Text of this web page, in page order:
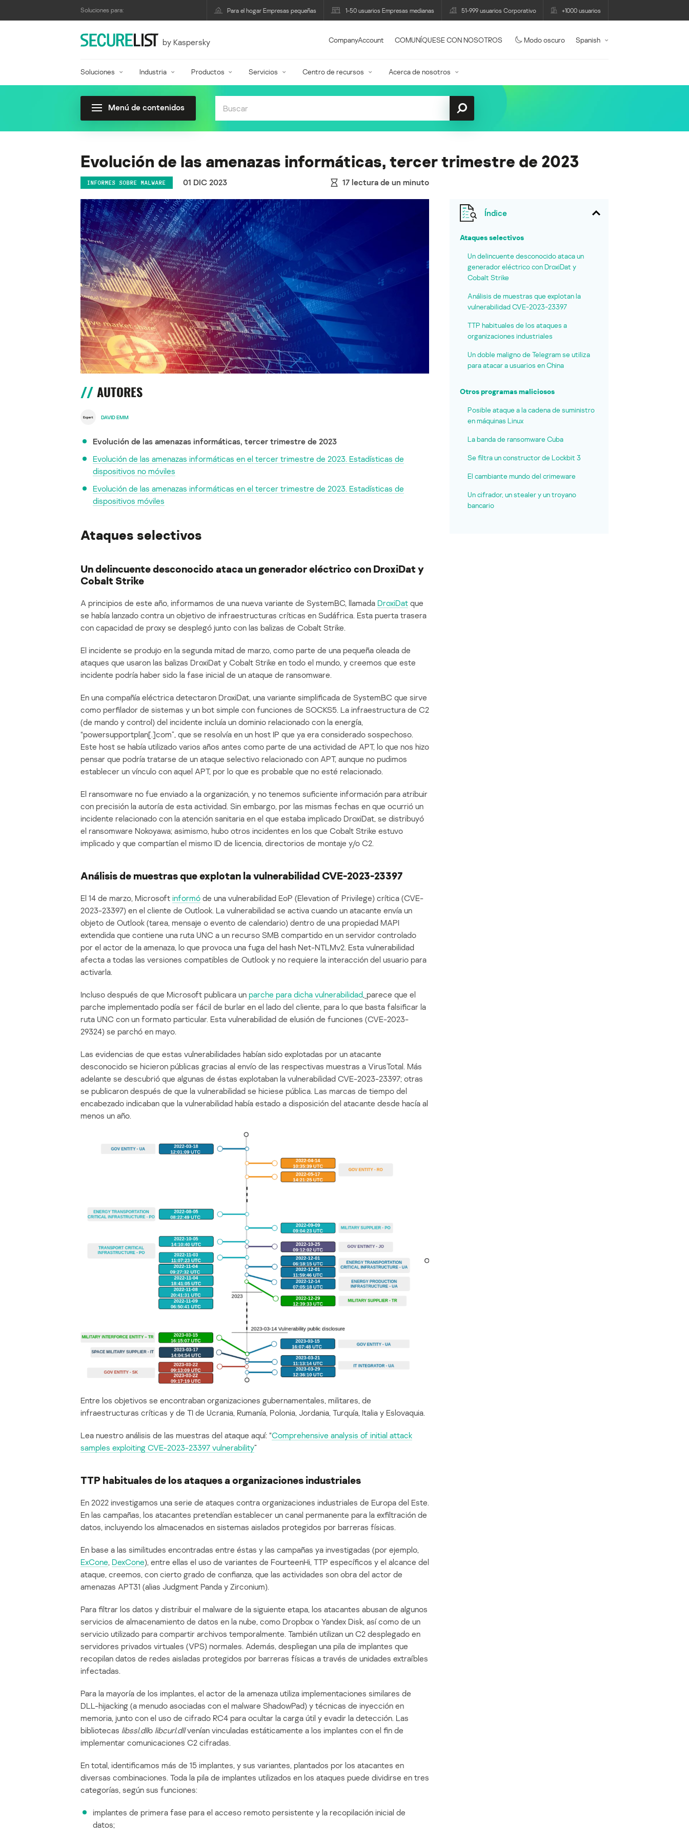
Soluciones para: Para el hogar Empresas pequeñas 1-50 usuarios Empresas medianas 51-999 usuarios Corporativo +1000 usuarios
by Kaspersky CompanyAccount COMUNÍQUESE CON NOSOTROS Modo oscuro Spanish
Soluciones Industria Productos Servicios Centro de recursos Acerca de nosotros
Menú de contenidos
Evolución de las amenazas informáticas, tercer trimestre de 2023
INFORMES SOBRE MALWARE 01 DIC 2023 17 lectura de un minuto
AUTORES
DAVID EMM
Evolución de las amenazas informáticas, tercer trimestre de 2023
Evolución de las amenazas informáticas en el tercer trimestre de 2023. Estadísticas de
dispositivos no móviles
Evolución de las amenazas informáticas en el tercer trimestre de 2023. Estadísticas de
dispositivos móviles
Ataques selectivos
Un delincuente desconocido ataca un generador eléctrico con DroxiDat y
Cobalt Strike
A principios de este año, informamos de una nueva variante de SystemBC, llamada DroxiDat que
se había lanzado contra un objetivo de infraestructuras críticas en Sudáfrica. Esta puerta trasera
con capacidad de proxy se desplegó junto con las balizas de Cobalt Strike.
El incidente se produjo en la segunda mitad de marzo, como parte de una pequeña oleada de
ataques que usaron las balizas DroxiDat y Cobalt Strike en todo el mundo, y creemos que este
incidente podría haber sido la fase inicial de un ataque de ransomware.
En una compañía eléctrica detectaron DroxiDat, una variante simplificada de SystemBC que sirve
como perfilador de sistemas y un bot simple con funciones de SOCKS5. La infraestructura de C2
(de mando y control) del incidente incluía un dominio relacionado con la energía,
“powersupportplan[.]com”, que se resolvía en un host IP que ya era considerado sospechoso.
Este host se había utilizado varios años antes como parte de una actividad de APT, lo que nos hizo
pensar que podría tratarse de un ataque selectivo relacionado con APT, aunque no pudimos
establecer un vínculo con aquel APT, por lo que es probable que no esté relacionado.
El ransomware no fue enviado a la organización, y no tenemos suficiente información para atribuir
con precisión la autoría de esta actividad. Sin embargo, por las mismas fechas en que ocurrió un
incidente relacionado con la atención sanitaria en el que estaba implicado DroxiDat, se distribuyó
el ransomware Nokoyawa; asimismo, hubo otros incidentes en los que Cobalt Strike estuvo
implicado y que compartían el mismo ID de licencia, directorios de montaje y/o C2.
Análisis de muestras que explotan la vulnerabilidad CVE-2023-23397
El 14 de marzo, Microsoft informó de una vulnerabilidad EoP (Elevation of Privilege) crítica (CVE-
2023-23397) en el cliente de Outlook. La vulnerabilidad se activa cuando un atacante envía un
objeto de Outlook (tarea, mensaje o evento de calendario) dentro de una propiedad MAPI
extendida que contiene una ruta UNC a un recurso SMB compartido en un servidor controlado
por el actor de la amenaza, lo que provoca una fuga del hash Net-NTLMv2. Esta vulnerabilidad
afecta a todas las versiones compatibles de Outlook y no requiere la interacción del usuario para
activarla.
Incluso después de que Microsoft publicara un parche para dicha vulnerabilidad, parece que el
parche implementado podía ser fácil de burlar en el lado del cliente, para lo que basta falsificar la
ruta UNC con un formato particular. Esta vulnerabilidad de elusión de funciones (CVE-2023-
29324) se parchó en mayo.
Las evidencias de que estas vulnerabilidades habían sido explotadas por un atacante
desconocido se hicieron públicas gracias al envío de las respectivas muestras a VirusTotal. Más
adelante se descubrió que algunas de éstas explotaban la vulnerabilidad CVE-2023-23397; otras
se publicaron después de que la vulnerabilidad se hiciese pública. Las marcas de tiempo del
encabezado indicaban que la vulnerabilidad había estado a disposición del atacante desde hacía al
menos un año.
Entre los objetivos se encontraban organizaciones gubernamentales, militares, de
infraestructuras críticas y de TI de Ucrania, Rumanía, Polonia, Jordania, Turquía, Italia y Eslovaquia.
Lea nuestro análisis de las muestras del ataque aquí: “Comprehensive analysis of initial attack
samples exploiting CVE-2023-23397 vulnerability”
TTP habituales de los ataques a organizaciones industriales
En 2022 investigamos una serie de ataques contra organizaciones industriales de Europa del Este.
En las campañas, los atacantes pretendían establecer un canal permanente para la exfiltración de
datos, incluyendo los almacenados en sistemas aislados protegidos por barreras físicas.
En base a las similitudes encontradas entre éstas y las campañas ya investigadas (por ejemplo,
ExCone, DexCone), entre ellas el uso de variantes de FourteenHi, TTP específicos y el alcance del
ataque, creemos, con cierto grado de confianza, que las actividades son obra del actor de
amenazas APT31 (alias Judgment Panda y Zirconium).
Para filtrar los datos y distribuir el malware de la siguiente etapa, los atacantes abusan de algunos
servicios de almacenamiento de datos en la nube, como Dropbox o Yandex Disk, así como de un
servicio utilizado para compartir archivos temporalmente. También utilizan un C2 desplegado en
servidores privados virtuales (VPS) normales. Además, despliegan una pila de implantes que
recopilan datos de redes aisladas protegidos por barreras físicas a través de unidades extraíbles
infectadas.
Para la mayoría de los implantes, el actor de la amenaza utiliza implementaciones similares de
DLL-hijacking (a menudo asociadas con el malware ShadowPad) y técnicas de inyección en
memoria, junto con el uso de cifrado RC4 para ocultar la carga útil y evadir la detección. Las
bibliotecas libssl.dllo libcurl.dllvenían vinculadas estáticamente a los implantes con el fin de
implementar comunicaciones C2 cifradas.
En total, identificamos más de 15 implantes, y sus variantes, plantados por los atacantes en
diversas combinaciones. Toda la pila de implantes utilizados en los ataques puede dividirse en tres
categorías, según sus funciones:
implantes de primera fase para el acceso remoto persistente y la recopilación inicial de
datos;
Índice
Ataques selectivos
Un delincuente desconocido ataca un
generador eléctrico con DroxiDat y
Cobalt Strike
Análisis de muestras que explotan la
vulnerabilidad CVE-2023-23397
TTP habituales de los ataques a
organizaciones industriales
Un doble maligno de Telegram se utiliza
para atacar a usuarios en China
Otros programas maliciosos
Posible ataque a la cadena de suministro
en máquinas Linux
La banda de ransomware Cuba
Se filtra un constructor de Lockbit 3
El cambiante mundo del crimeware
Un cifrador, un stealer y un troyano
bancario